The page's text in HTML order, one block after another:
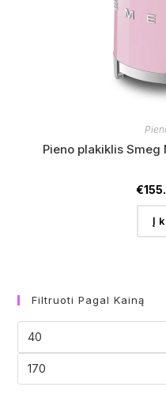
Pieno plakiklis Smeg
€
Į
Filtruoti Pagal Kainą